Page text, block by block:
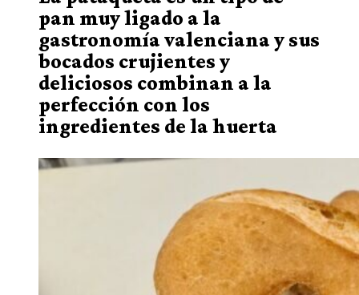
pan muy ligado a la
gastronomía valenciana y sus
bocados crujientes y
deliciosos combinan a la
perfección con los
ingredientes de la huerta